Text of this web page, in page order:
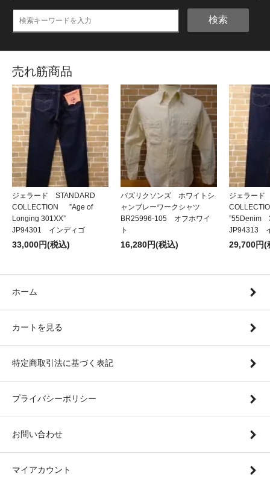
検索
売れ筋商品
ジェラード STANDARD
COLLECTION ”Age of
Longing 301XX”
JP94301 インディゴ
33,000円(税込)
バズリクソンズ ホワイトシ
ャンブレーワークシャツ
BR25996-105 オフホワイ
ト
16,280円(税込)
ジェラード
JP94313
29,700円(
ホーム
カートを見る
特定商取引法に基づく表記
プライバシーポリシー
お問い合わせ
マイアカウント